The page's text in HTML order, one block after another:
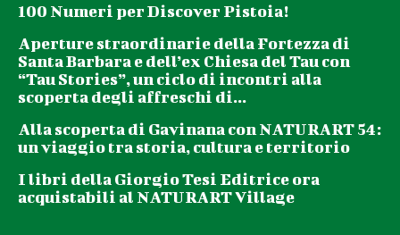
100 Numeri per Discover Pistoia!
Aperture straordinarie della Fortezza di
Santa Barbara e dell’ex Chiesa del Tau con
“Tau Stories”, un ciclo di incontri alla
scoperta degli affreschi di...
Alla scoperta di Gavinana con NATURART 54:
un viaggio tra storia, cultura e territorio
I libri della Giorgio Tesi Editrice ora
acquistabili al NATURART Village